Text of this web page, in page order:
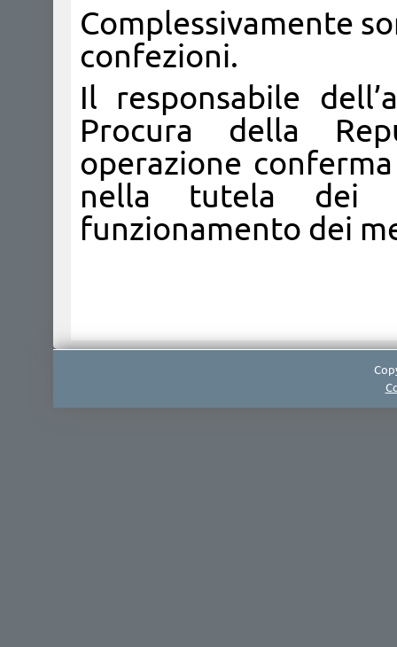
Complessivamente
confezioni.
Il responsabile
Procura della
operazione
nella tutela dei
funzionamento dei